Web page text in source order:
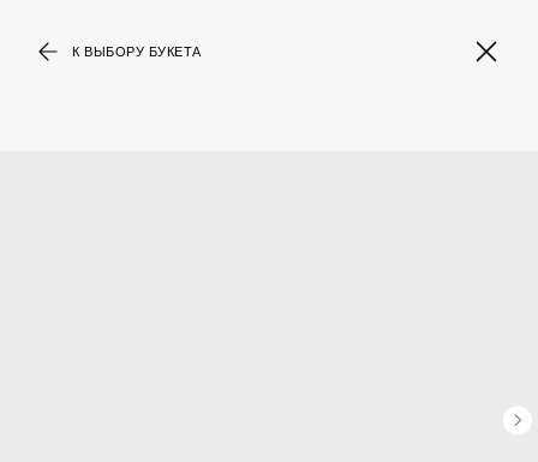
К ВЫБОРУ БУКЕТА